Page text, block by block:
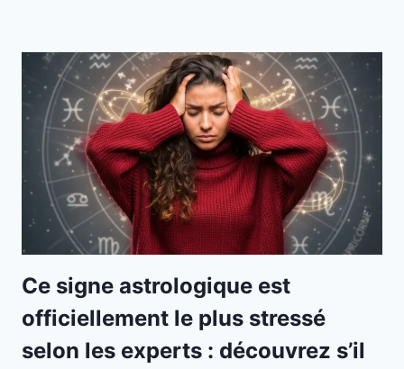
Ce signe astrologique est
officiellement le plus stressé
selon les experts : découvrez s’il